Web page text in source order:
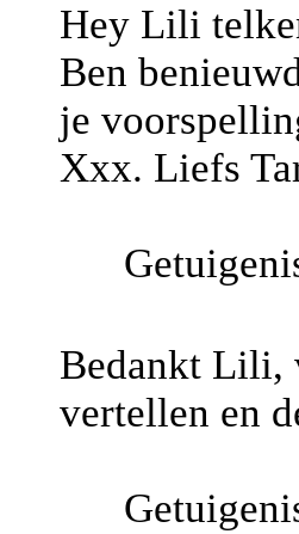
Hey Lili
Ben
je
Xxx. Liefs
Bedankt Lili,
vertellen en